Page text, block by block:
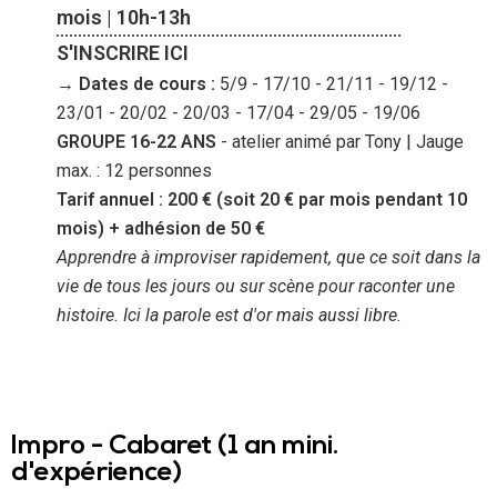
mois | 10h-13h
S'INSCRIRE ICI
→ Dates de cours : 5/9 - 17/10 - 21/11 - 19/12 -
23/01 - 20/02 - 20/03 - 17/04 - 29/05 - 19/06
GROUPE 16-22 ANS - atelier animé par Tony | Jauge
max. : 12 personnes
Tarif annuel : 200 € (soit 20 € par mois pendant 10
mois) + adhésion de 50 €
Apprendre à improviser rapidement, que ce soit dans la
vie de tous les jours ou sur scène pour raconter une
histoire. Ici la parole est d'or mais aussi libre.
Impro - Cabaret (1 an mini.
d'expérience)